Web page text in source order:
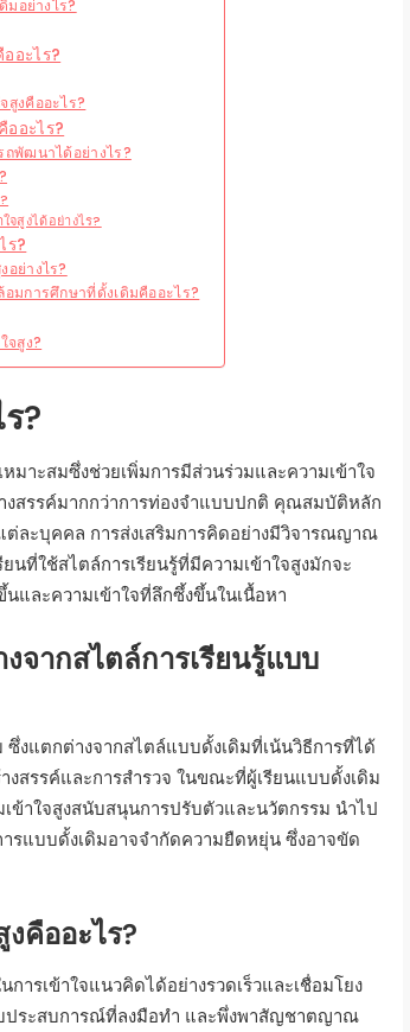
มอย่างไร?
อะไร?
งคืออะไร?
อะไร?
ถพัฒนาได้อย่างไร?
จสูงได้อย่างไร?
ร?
ย่างไร?
มการศึกษาที่ดั้งเดิมคืออะไร?
จสูง?
?
มาะสมซึ่งช่วยเพิ่มการมีส่วนร่วมและความเข้าใจ
งสรรค์มากกว่าการท่องจำแบบปกติ คุณสมบัติหลัก
ละบุคคล การส่งเสริมการคิดอย่างมีวิจารณญาณ
นที่ใช้สไตล์การเรียนรู้ที่มีความเข้าใจสูงมักจะ
นและความเข้าใจที่ลึกซึ้งขึ้นในเนื้อหา
จากสไตล์การเรียนรู้แบบ
ซึ่งแตกต่างจากสไตล์แบบดั้งเดิมที่เน้นวิธีการที่ได้
งสรรค์และการสำรวจ ในขณะที่ผู้เรียนแบบดั้งเดิม
ข้าใจสูงสนับสนุนการปรับตัวและนวัตกรรม นำไป
รแบบดั้งเดิมอาจจำกัดความยืดหยุ่น ซึ่งอาจขัด
คืออะไร?
ารเข้าใจแนวคิดได้อย่างรวดเร็วและเชื่อมโยง
ประสบการณ์ที่ลงมือทำ และพึ่งพาสัญชาตญาณ